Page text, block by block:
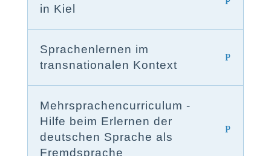
in Kiel
Sprachenlernen im
transnationalen Kontext
Mehrsprachencurriculum -
Hilfe beim Erlernen der
deutschen Sprache als
Fremdsprache